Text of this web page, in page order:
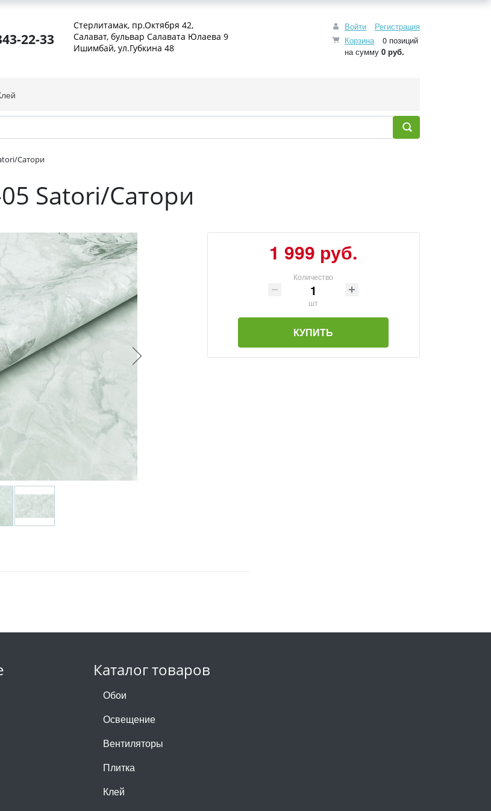
Войти
Регистрация
Корзина
0 позиций
на сумму 0 руб.
22-33
Стерлитамак, пр.Октября 42,
Салават, бульвар Салавата Юлаева 9
Ишимбай, ул.Губкина 48
Сатори
Satori/Сатори
1 999 руб.
Количество
шт
КУПИТЬ
Каталог товаров
Обои
Освещение
Вентиляторы
Плитка
Клей